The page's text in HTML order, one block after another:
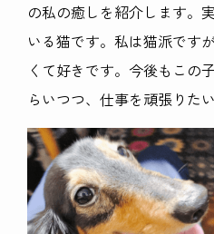
の私の癒しを紹介します。
いる猫です。私は猫派です
くて好きです。今後もこの
らいつつ、仕事を頑張りた